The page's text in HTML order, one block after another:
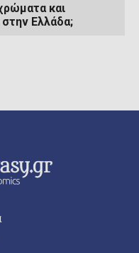
και
στην Ελλάδα;